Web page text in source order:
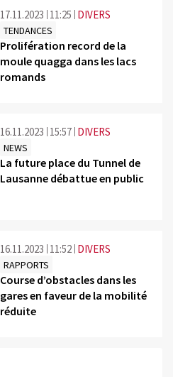
17.11.2023 11:25 DIVERS
TENDANCES
Prolifération record de la
moule quagga dans les lacs
romands
16.11.2023 15:57 DIVERS
NEWS
La future place du Tunnel de
Lausanne débattue en public
16.11.2023 11:52 DIVERS
RAPPORTS
Course d’obstacles dans les
gares en faveur de la mobilité
réduite